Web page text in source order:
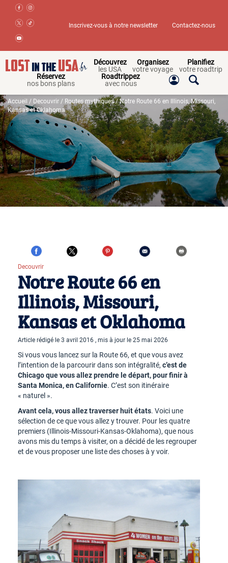
Inscrivez-vous à notre newsletter Contactez-nous
Découvrez
les USA
Organisez
votre voyage
Planifiez
votre roadtrip
Réservez
nos bons plans
Roadtrippez
avec nous
Accueil / Decouvrir / Routes mythiques/ Notre Route 66 en Illinois, Missouri,
Kansas et Oklahoma
Decouvrir
Notre Route 66 en
Illinois, Missouri,
Kansas et Oklahoma
Article rédigé le 3 avril 2016 , mis à jour le 25 mai 2026
Si vous vous lancez sur la Route 66, et que vous avez
l’intention de la parcourir dans son intégralité, c’est de
Chicago que vous allez prendre le départ, pour finir à
Santa Monica, en Californie. C’est son itinéraire
« naturel ».
Avant cela, vous allez traverser huit états. Voici une
sélection de ce que vous allez y trouver. Pour les quatre
premiers (Illinois-Missouri-Kansas-Oklahoma), que nous
avons mis du temps à visiter, on a décidé de les regrouper
et de vous proposer une liste des choses à y voir.